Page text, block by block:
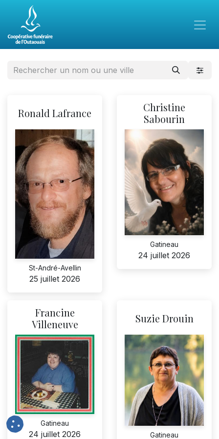
Ronald Lafrance
St-André-Avellin
25 juillet 2026
Christine
Sabourin
Gatineau
24 juillet 2026
Francine
Villeneuve
Gatineau
24 juillet 2026
Suzie Drouin
Gatineau